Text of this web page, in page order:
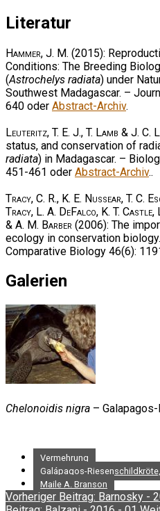
Literatur
Hammer, J. M. (2015):
Conditions: The Breeding
(Astrochelys radiata) under
Southwest Madagascar. –
640 oder Abstract-Archiv.
Leuteritz, T. E. J., T. Lamb & J. C.
status, and conservation of
radiata) in Madagascar. –
451-461 oder Abstract-Archiv..
Tracy, C. R., K. E. Nussear, T. C.
Tracy, L. A. DeFalco, K. T. Castle,
& A. M. Barber (2006): The
ecology in conservation
Comparative Biology 46(6):
Galerien
Chelonoidis nigra –
Vermehrung
Galápagos-
Maile A. Branson
Vorheriger Beitrag: Barnosky -